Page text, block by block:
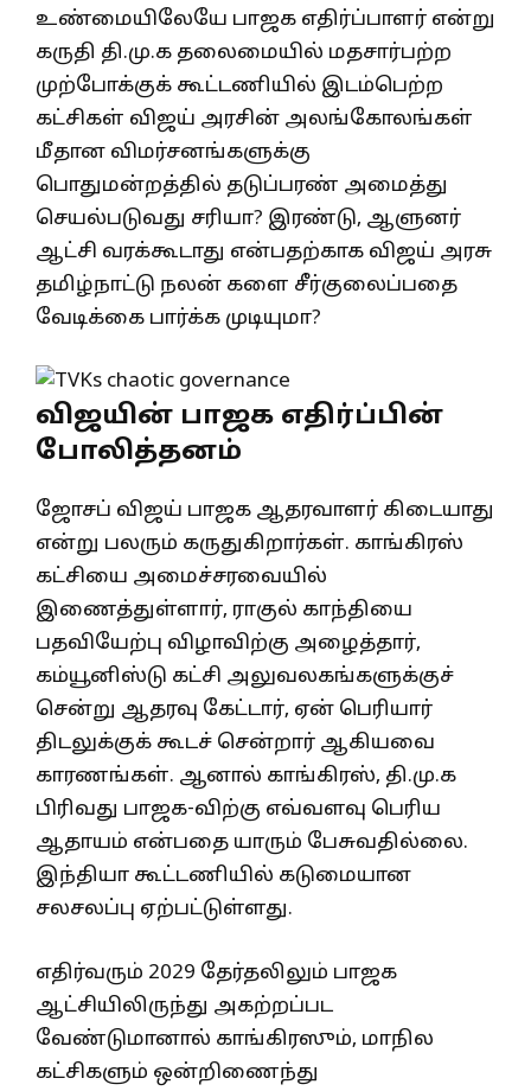
உண்மையிலேயே பாஜக எதிர்ப்பாளர் என்று
கருதி தி.மு.க தலைமையில் மதசார்பற்ற
முற்போக்குக் கூட்டணியில் இடம்பெற்ற
கட்சிகள் விஜய் அரசின் அலங்கோலங்கள்
மீதான விமர்சனங்களுக்கு
பொதுமன்றத்தில் தடுப்பரண் அமைத்து
செயல்படுவது சரியா? இரண்டு, ஆளுனர்
ஆட்சி வரக்கூடாது என்பதற்காக விஜய் அரசு
தமிழ்நாட்டு நலன் களை சீர்குலைப்பதை
வேடிக்கை பார்க்க முடியுமா?
விஜயின் பாஜக எதிர்ப்பின்
போலித்தனம்
ஜோசப் விஜய் பாஜக ஆதரவாளர் கிடையாது
என்று பலரும் கருதுகிறார்கள். காங்கிரஸ்
கட்சியை அமைச்சரவையில்
இணைத்துள்ளார், ராகுல் காந்தியை
பதவியேற்பு விழாவிற்கு அழைத்தார்,
கம்யூனிஸ்டு கட்சி அலுவலகங்களுக்குச்
சென்று ஆதரவு கேட்டார், ஏன் பெரியார்
திடலுக்குக் கூடச் சென்றார் ஆகியவை
காரணங்கள். ஆனால் காங்கிரஸ், தி.மு.க
பிரிவது பாஜக-விற்கு எவ்வளவு பெரிய
ஆதாயம் என்பதை யாரும் பேசுவதில்லை.
இந்தியா கூட்டணியில் கடுமையான
சலசலப்பு ஏற்பட்டுள்ளது.
எதிர்வரும் 2029 தேர்தலிலும் பாஜக
ஆட்சியிலிருந்து அகற்றப்பட
வேண்டுமானால் காங்கிரஸும், மாநில
கட்சிகளும் ஒன்றிணைந்து